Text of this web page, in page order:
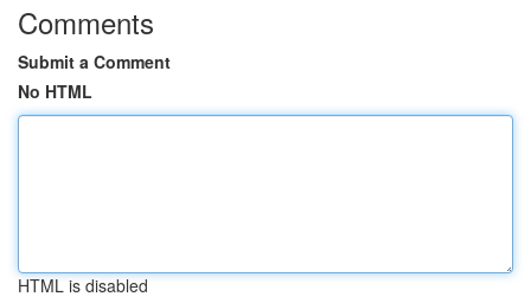
Comments
Submit a Comment
No HTML
HTML is disabled